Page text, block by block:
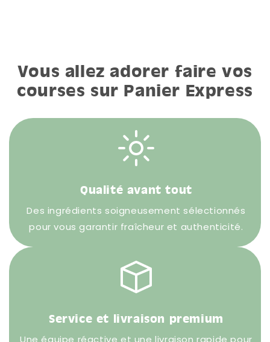
Vous allez adorer faire vos
courses sur Panier Express
Qualité avant tout
Des ingrédients soigneusement sélectionnés
pour vous garantir fraîcheur et authenticité.
Service et livraison premium
Une équipe réactive et une livraison rapide pour